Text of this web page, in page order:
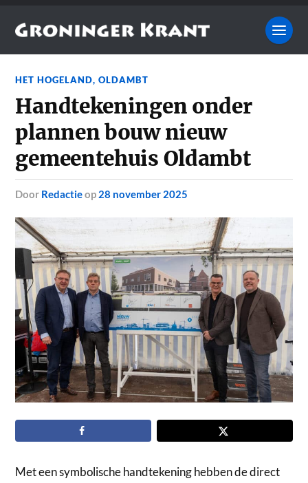
HET HOGELAND,OLDAMBT
Handtekeningen onder
plannen bouw nieuw
gemeentehuis Oldambt
door Redactieop 28 november 2025
Met een symbolische handtekening hebben de direct